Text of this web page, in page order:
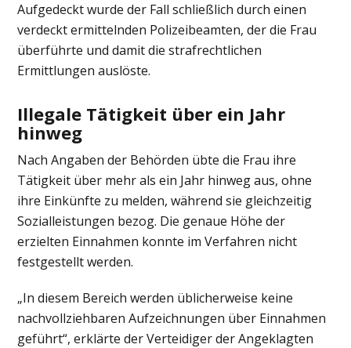
Aufgedeckt wurde der Fall schließlich durch einen
verdeckt ermittelnden Polizeibeamten, der die Frau
überführte und damit die strafrechtlichen
Ermittlungen auslöste.
Illegale Tätigkeit über ein Jahr
hinweg
Nach Angaben der Behörden übte die Frau ihre
Tätigkeit über mehr als ein Jahr hinweg aus, ohne
ihre Einkünfte zu melden, während sie gleichzeitig
Sozialleistungen bezog. Die genaue Höhe der
erzielten Einnahmen konnte im Verfahren nicht
festgestellt werden.
„In diesem Bereich werden üblicherweise keine
nachvollziehbaren Aufzeichnungen über Einnahmen
geführt“, erklärte der Verteidiger der Angeklagten